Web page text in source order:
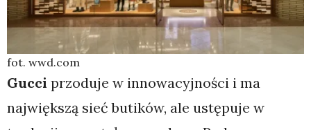
fot. wwd.com
Gucci przoduje w innowacyjności i ma
największą sieć butików, ale ustępuje w